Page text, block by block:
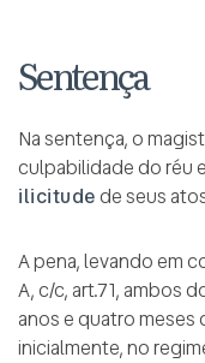
Sentença
Na sentença, o
culpabilidade do réu
ilicitudede seus
A pena, levando em
A, c/c, art.71, ambos
anos e quatro meses
inicialmente, no